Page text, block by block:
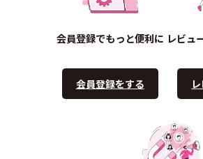
会員登録でもっと便利に
会員登録をする
レビュ